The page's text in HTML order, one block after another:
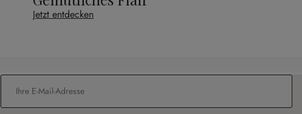
Jetzt entdecken
E-Mail-Adresse